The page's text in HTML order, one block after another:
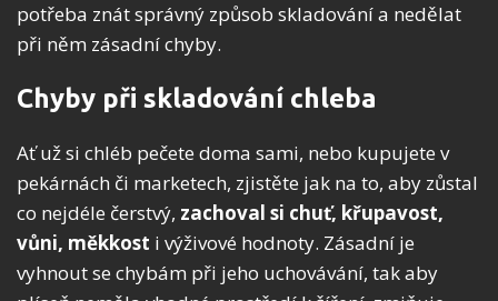
potřeba znát správný způsob skladování a nedělat
při něm zásadní chyby.
Chyby při skladování chleba
Ať už si chléb pečete doma sami, nebo kupujete v
pekárnách či marketech, zjistěte jak na to, aby zůstal
co nejdéle čerstvý, zachoval si chuť, křupavost,
vůni, měkkost i výživové hodnoty. Zásadní je
vyhnout se chybám při jeho uchovávání, tak aby